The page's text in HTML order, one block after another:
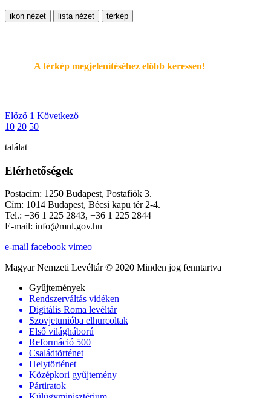
ikon nézet lista nézet térkép
A térkép megjelenítéséhez elöbb keressen!
Előző 1 Következő
10 20 50
találat
Elérhetőségek
Postacím: 1250 Budapest, Postafiók 3.
Cím: 1014 Budapest, Bécsi kapu tér 2-4.
Tel.: +36 1 225 2843, +36 1 225 2844
E-mail: info@mnl.gov.hu
e-mail facebook vimeo
Magyar Nemzeti Levéltár © 2020 Minden jog fenntartva
Gyűjtemények
Rendszerváltás vidéken
Digitális Roma levéltár
Szovjetunióba elhurcoltak
Első világháború
Reformáció 500
Családtörténet
Helytörténet
Középkori gyűjtemény
Pártiratok